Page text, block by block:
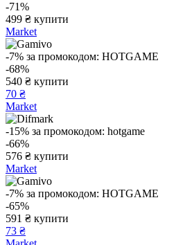
-71%
499 ₴ купити
Market
-7% за промокодом: HOTGAME
-68%
540 ₴ купити
70 ₴
Market
-15% за промокодом: hotgame
-66%
576 ₴ купити
Market
-7% за промокодом: HOTGAME
-65%
591 ₴ купити
73 ₴